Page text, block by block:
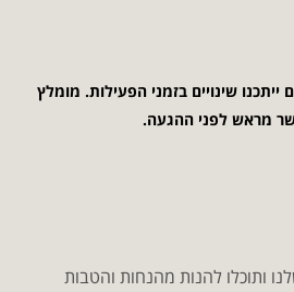
שינויים בזמני הפעילות. מומלץ
מראש לפני ההגעה.
ותוכלו להנות מהנחות והטבות